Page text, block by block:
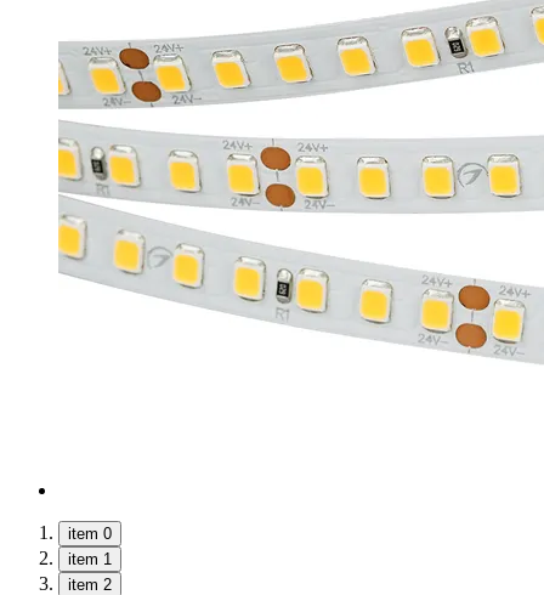
item 0
item 1
item 2